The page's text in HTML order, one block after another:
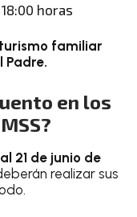
horas
turismo familiar
Padre.
en los
al 21 de junio de
realizar sus